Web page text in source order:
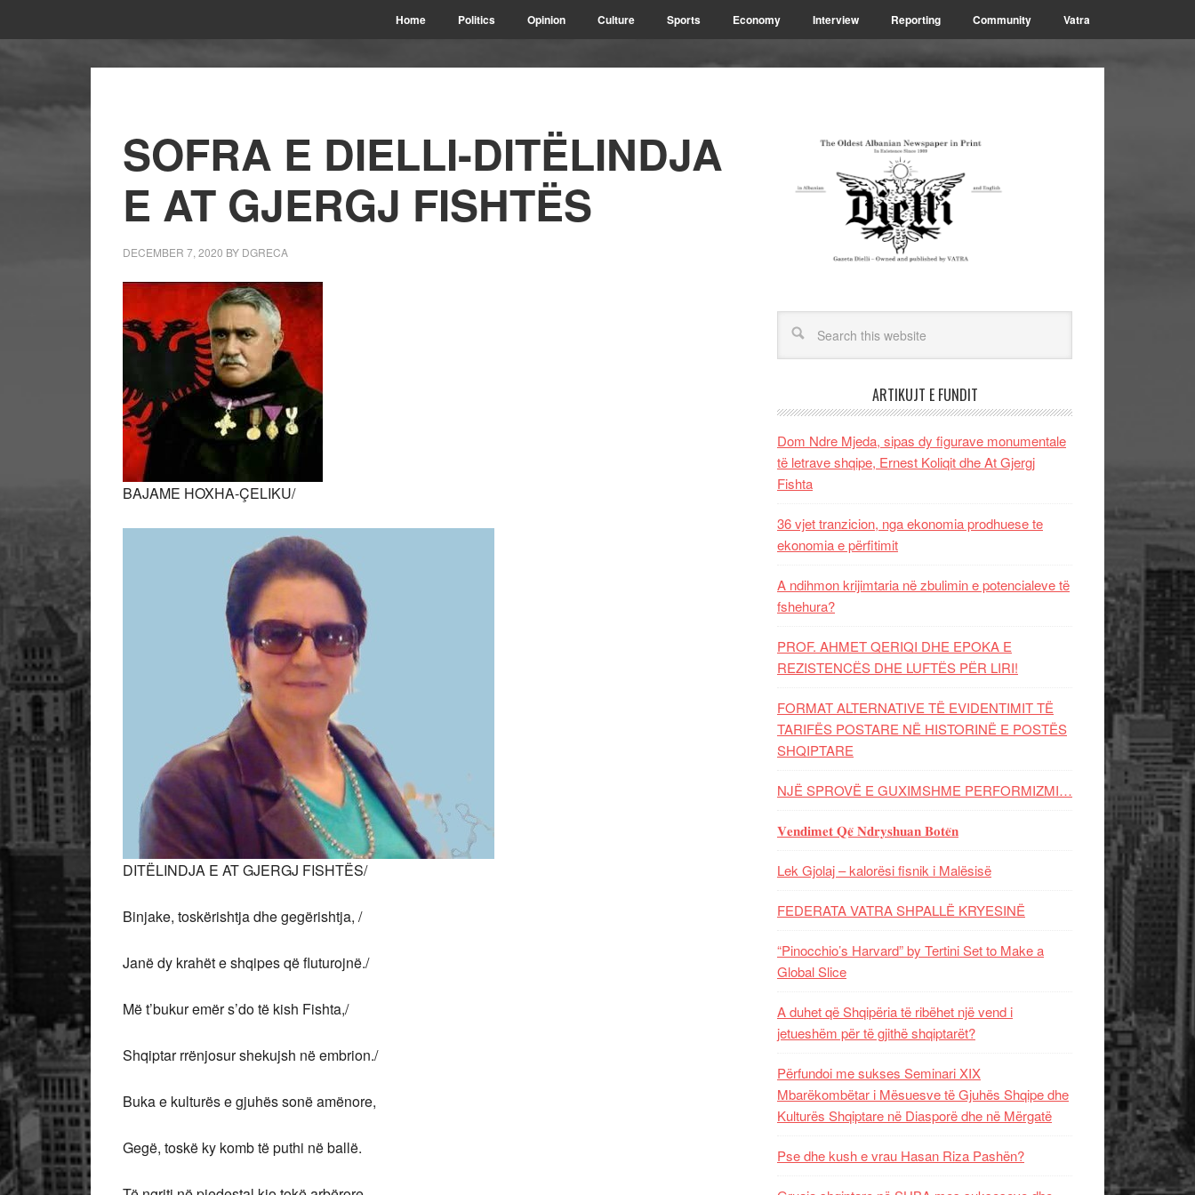
Home Politics Opinion Culture Sports Economy Interview Reporting Community Vatra
SOFRA E DIELLI-DITËLINDJA
E AT GJERGJ FISHTËS
DECEMBER 7, 2020 BY DGRECA
BAJAME HOXHA-ÇELIKU/
DITËLINDJA E AT GJERGJ FISHTËS/
Binjake, toskërishtja dhe gegërishtja, /
Janë dy krahët e shqipes që fluturojnë./
Më t’bukur emër s’do të kish Fishta,/
Shqiptar rrënjosur shekujsh në embrion./
Buka e kulturës e gjuhës sonë amënore,
Gegë, toskë ky komb të puthi në ballë.
ARTIKUJT E FUNDIT
Dom Ndre Mjeda, sipas dy figurave monumentale
të letrave shqipe, Ernest Koliqit dhe At Gjergj
Fishta
36 vjet tranzicion, nga ekonomia prodhuese te
ekonomia e përfitimit
A ndihmon krijimtaria në zbulimin e potencialeve të
fshehura?
PROF. AHMET QERIQI DHE EPOKA E
REZISTENCЁS DHE LUFTЁS PЁR LIRI!
FORMAT ALTERNATIVE TË EVIDENTIMIT TË
TARIFËS POSTARE NË HISTORINË E POSTËS
SHQIPTARE
NJË SPROVË E GUXIMSHME PERFORMIZMI…
𝐕𝐞𝐧𝐝𝐢𝐦𝐞𝐭 𝐐𝐞̈ 𝐍𝐝𝐫𝐲𝐬𝐡𝐮𝐚𝐧 𝐁𝐨𝐭𝐞̈𝐧
Lek Gjolaj – kalorësi fisnik i Malësisë
FEDERATA VATRA SHPALLË KRYESINË
“Pinocchio’s Harvard” by Tertini Set to Make a
Global Slice
A duhet që Shqipëria të ribëhet një vend i
jetueshëm për të gjithë shqiptarët?
Përfundoi me sukses Seminari XIX
Mbarëkombëtar i Mësuesve të Gjuhës Shqipe dhe
Kulturës Shqiptare në Diasporë dhe në Mërgatë
Pse dhe kush e vrau Hasan Riza Pashën?